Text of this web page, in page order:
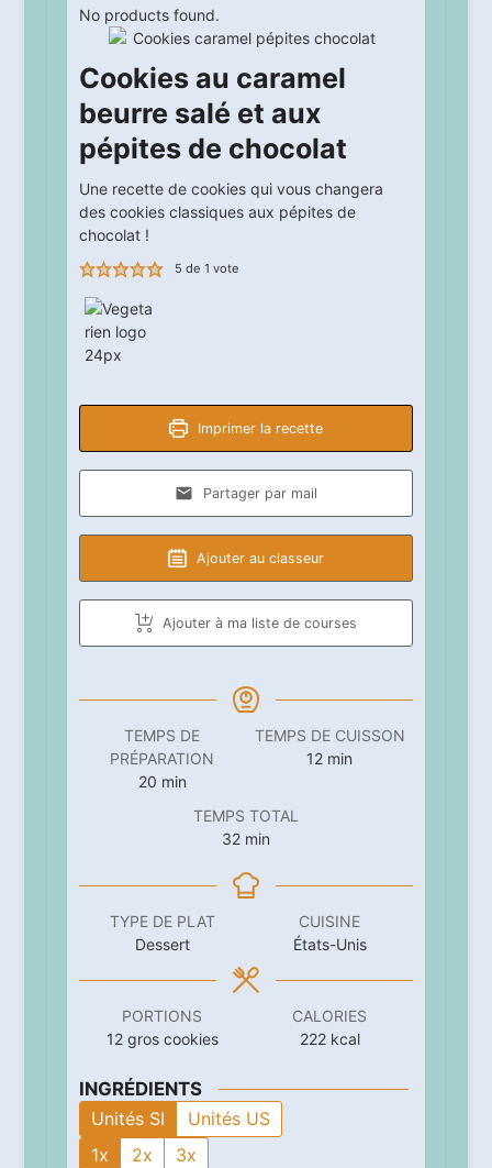
No products found.
Cookies au caramel
beurre salé et aux
pépites de chocolat
Une recette de cookies qui vous changera
des cookies classiques aux pépites de
chocolat !
5 de 1 vote
Imprimer la recette
Partager par mail
Ajouter au classeur
Ajouter à ma liste de courses
TEMPS DE
PRÉPARATION
20minutes
min
TEMPS DE CUISSON
12minutes
min
TEMPS TOTAL
32minutes
min
TYPE DE PLAT
Dessert
CUISINE
États-Unis
PORTIONS
12 gros cookies
CALORIES
222 kcal
INGRÉDIENTS
Unités SI
Unités US
1x
2x 3x